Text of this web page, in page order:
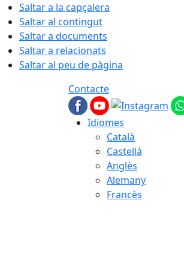
Saltar a la capçalera
Saltar al contingut
Saltar a documents
Saltar a relacionats
Saltar al peu de pàgina
Contacte
Idiomes
Català
Castellà
Anglès
Alemany
Francès